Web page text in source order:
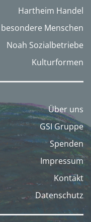
Hartheim Handel
Menschen
Noah Sozialbetriebe
Kulturformen
Über uns
GSI Gruppe
Spenden
Impressum
Kontakt
Datenschutz